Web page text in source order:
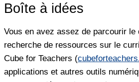
Boîte à idées
Vous en avez assez de parcourir le
recherche de ressources sur le
Cube for Teachers (
applications et autres outils